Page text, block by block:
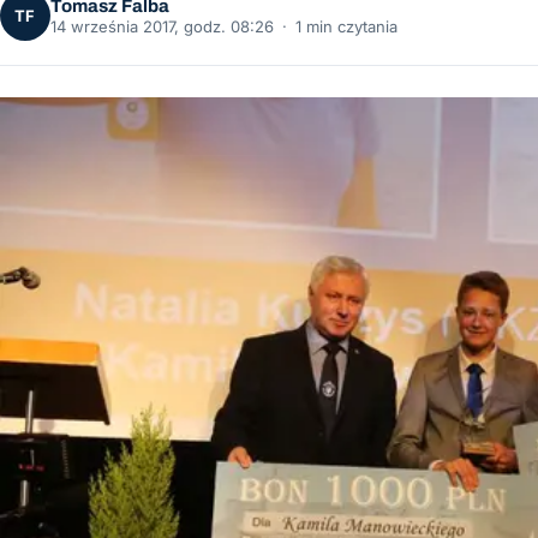
TF
Tomasz Falba
14 września 2017, godz. 08:26 · 1 min czytania